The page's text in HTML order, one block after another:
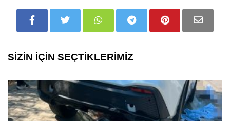
SİZİN İÇİN SEÇTİKLERİMİZ